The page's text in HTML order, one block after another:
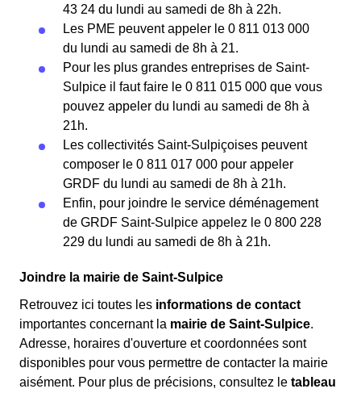
43 24 du lundi au samedi de 8h à 22h.
Les PME peuvent appeler le 0 811 013 000
du lundi au samedi de 8h à 21.
Pour les plus grandes entreprises de Saint-
Sulpice il faut faire le 0 811 015 000 que vous
pouvez appeler du lundi au samedi de 8h à
21h.
Les collectivités Saint-Sulpiçoises peuvent
composer le 0 811 017 000 pour appeler
GRDF du lundi au samedi de 8h à 21h.
Enfin, pour joindre le service déménagement
de GRDF Saint-Sulpice appelez le 0 800 228
229 du lundi au samedi de 8h à 21h.
Joindre la mairie de Saint-Sulpice
Retrouvez ici toutes les informations de contact
importantes concernant la mairie de Saint-Sulpice.
Adresse, horaires d'ouverture et coordonnées sont
disponibles pour vous permettre de contacter la mairie
aisément. Pour plus de précisions, consultez le tableau